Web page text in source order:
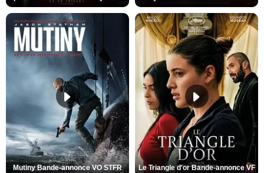
Mutiny Bande-annonce VO STFR Le Triangle d'or Bande-annonce VF